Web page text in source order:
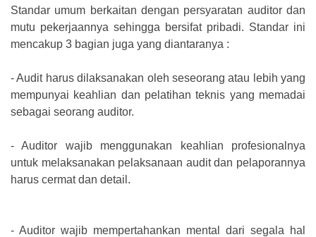
Standar umum berkaitan dengan persyaratan auditor dan
mutu pekerjaannya sehingga bersifat pribadi. Standar ini
mencakup 3 bagian juga yang diantaranya :
-Audit harus dilaksanakan oleh seseorang atau lebih yang
mempunyai keahlian dan pelatihan teknis yang memadai
sebagai seorang auditor.
-
Auditor wajib menggunakan keahlian profesionalnya
untuk melaksanakan pelaksanaan audit dan pelaporannya
harus cermat dan detail.
- Auditor wajib mempertahankan mental dari segala hal